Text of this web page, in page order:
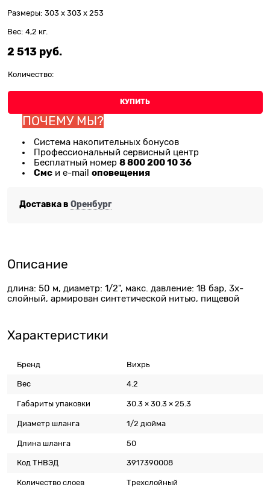
Размеры: 303 x 303 x 253
Вес: 4,2 кг.
2 513 руб.
Количество:
КУПИТЬ
ПОЧЕМУ МЫ?
Система накопительных бонусов
Профессиональный сервисный центр
Бесплатный номер 8 800 200 10 36
Смс и e-mail оповещения
Доставка в Оренбург
Описание
длина: 50 м, диаметр: 1/2", макс. давление: 18 бар, 3х-
слойный, армирован синтетической нитью, пищевой
Характеристики
Бренд Вихрь
Вес 4.2
Габариты упаковки 30.3 × 30.3 × 25.3
Диаметр шланга 1/2 дюйма
Длина шланга 50
Код ТНВЭД 3917390008
Количество слоев Трехслойный